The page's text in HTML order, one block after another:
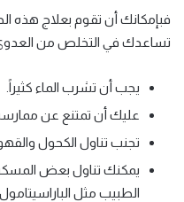
فبإمكانك أن تقوم بعلاج هذه
تساعدك في التخلص من
يجب أن تشرب الماء كثيراً.
عليك أن تمتنع عن
تجنب تناول الكحول
يمكنك تناول بعض
الطبيب مثل الباراسيتامول.